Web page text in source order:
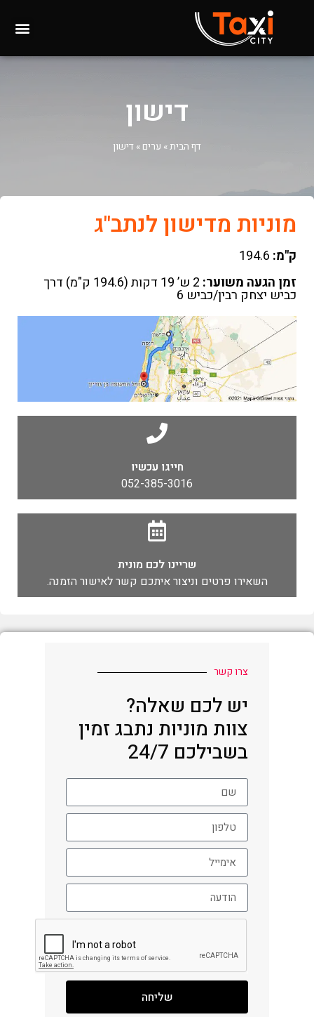
דישון
דף הבית» ערים » דישון
מוניות מדישון לנתב"ג
ק"מ: 194.6
זמן הגעה משוער:
2 ש’ 19 דקות (194.6 ק"מ) דרך
כביש יצחק רבין/כביש 6
חייגו עכשיו
052-385-3016
שריינו לכם מונית
השאירו פרטים וניצור איתכם קשר לאישור הזמנה.
צרו קשר
יש לכם שאלה?
צוות מוניות נתבג זמין
בשבילכם 24/7
שליחה